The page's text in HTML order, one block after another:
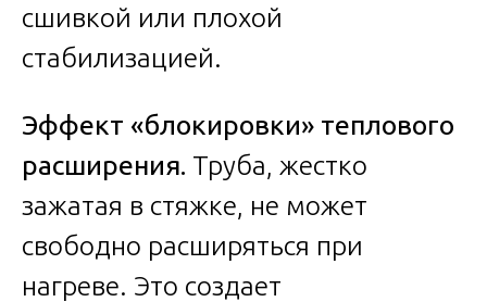
сшивкой или плохой
стабилизацией.
Эффект «блокировки» теплового
расширения. Труба, жестко
зажатая в стяжке, не может
свободно расширяться при
нагреве. Это создает